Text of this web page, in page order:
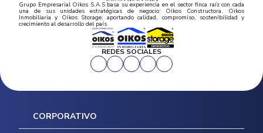
Grupo Empresarial Oikos S.A.S basa su experiencia en el sector finca raíz con cada
una de sus unidades estratégicas de negocio: Oikos Constructora, Oikos
Inmobiliaria y Oikos Storage; aportando calidad, compromiso, sostenibilidad y
crecimiento al desarrollo del país.
REDES SOCIALES
CORPORATIVO